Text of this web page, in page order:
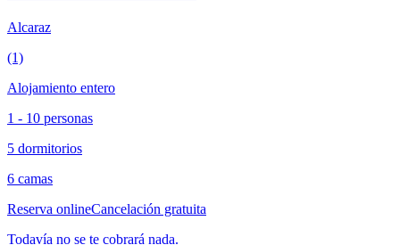
Alcaraz
(1)
Alojamiento entero
1 - 10 personas
5 dormitorios
6 camas
Reserva onlineCancelación gratuita
Todavía no se te cobrará nada.